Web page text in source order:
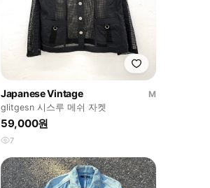
Japanese Vintage
M
glitgesn 시스루 메쉬 자켓
59,000원
7